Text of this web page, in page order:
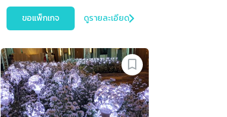
ขอแพ็กเกจ ดูรายละเอียด